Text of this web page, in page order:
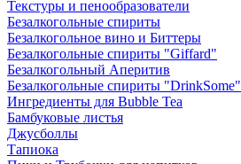
Текстуры и пенообразователи
Безалкогольные спириты
Безалкогольное вино и Биттеры
Безалкогольные спириты "Giffard"
Безалкогольный Аперитив
Безалкогольные спириты "DrinkSome"
Ингредиенты для Bubble Tea
Бамбуковые листья
Джусболлы
Тапиока